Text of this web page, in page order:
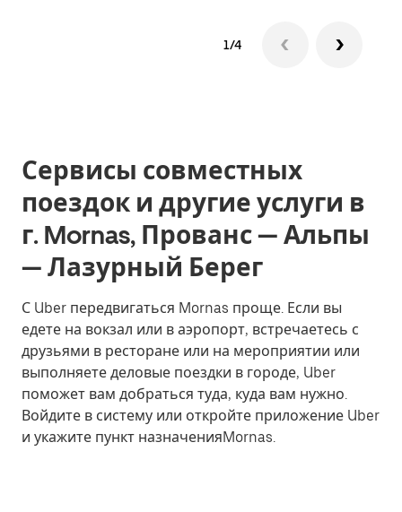
1/4
Сервисы совместных
поездок и другие услуги в
г. Mornas, Прованс — Альпы
— Лазурный Берег
С Uber передвигаться Mornas проще. Если вы
едете на вокзал или в аэропорт, встречаетесь с
друзьями в ресторане или на мероприятии или
выполняете деловые поездки в городе, Uber
поможет вам добраться туда, куда вам нужно.
Войдите в систему или откройте приложение Uber
и укажите пункт назначенияMornas.